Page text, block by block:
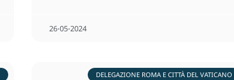
26⋅05⋅2024
DELEGAZIONE ROMA E CITTÀ DEL VATICANO